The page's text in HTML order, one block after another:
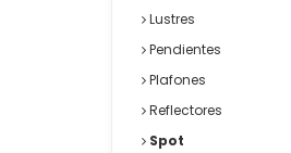
Lustres
Pendientes
Plafones
Reflectores
Spot